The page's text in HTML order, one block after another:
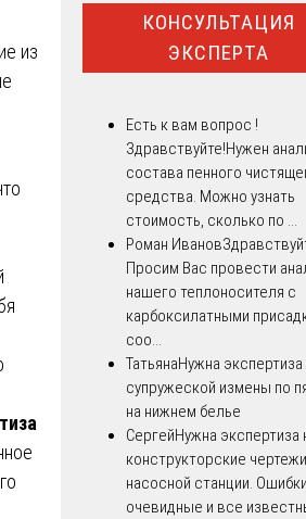
из
КОНСУЛЬТАЦИЯ
ЭКСПЕРТА
Есть к вам вопрос !
Здравствуйте!Нужен
состава пенного
средства. Можно узнать
стоимость, сколько по ...
Роман Иванов
Просим Вас провести
нашего теплоносителя с
карбоксилатными
соо...
ТатьянаНужна
супружеской измены по
на нижнем белье
СергейНужна экспертиза
конструкторские чертежи
насосной станции. Ошибки
очевидные и все